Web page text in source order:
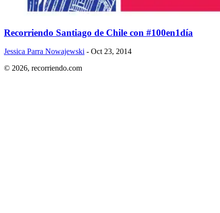
Recorriendo Santiago de Chile con #100en1día
Jessica Parra Nowajewski - Oct 23, 2014
© 2026, recorriendo.com